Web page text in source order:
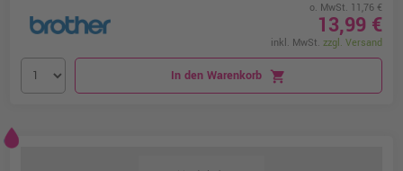
o. MwSt. 11,76 €
13,99 €
inkl. MwSt. zzgl. Versand
In den Warenkorb shopping_cart